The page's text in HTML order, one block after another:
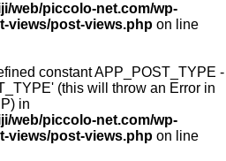
web/piccolo-net.com/wp-
views/post-views.php on line
constant APP_POST_TYPE -
(this will throw an Error in
in
web/piccolo-net.com/wp-
views/post-views.php on line